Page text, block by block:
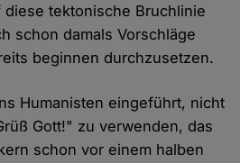
tektonische Bruchlinie
schon damals Vorschläge
beginnen durchzusetzen.
Humanisten eingeführt, nicht
Gott!" zu verwenden, das
schon vor einem halben